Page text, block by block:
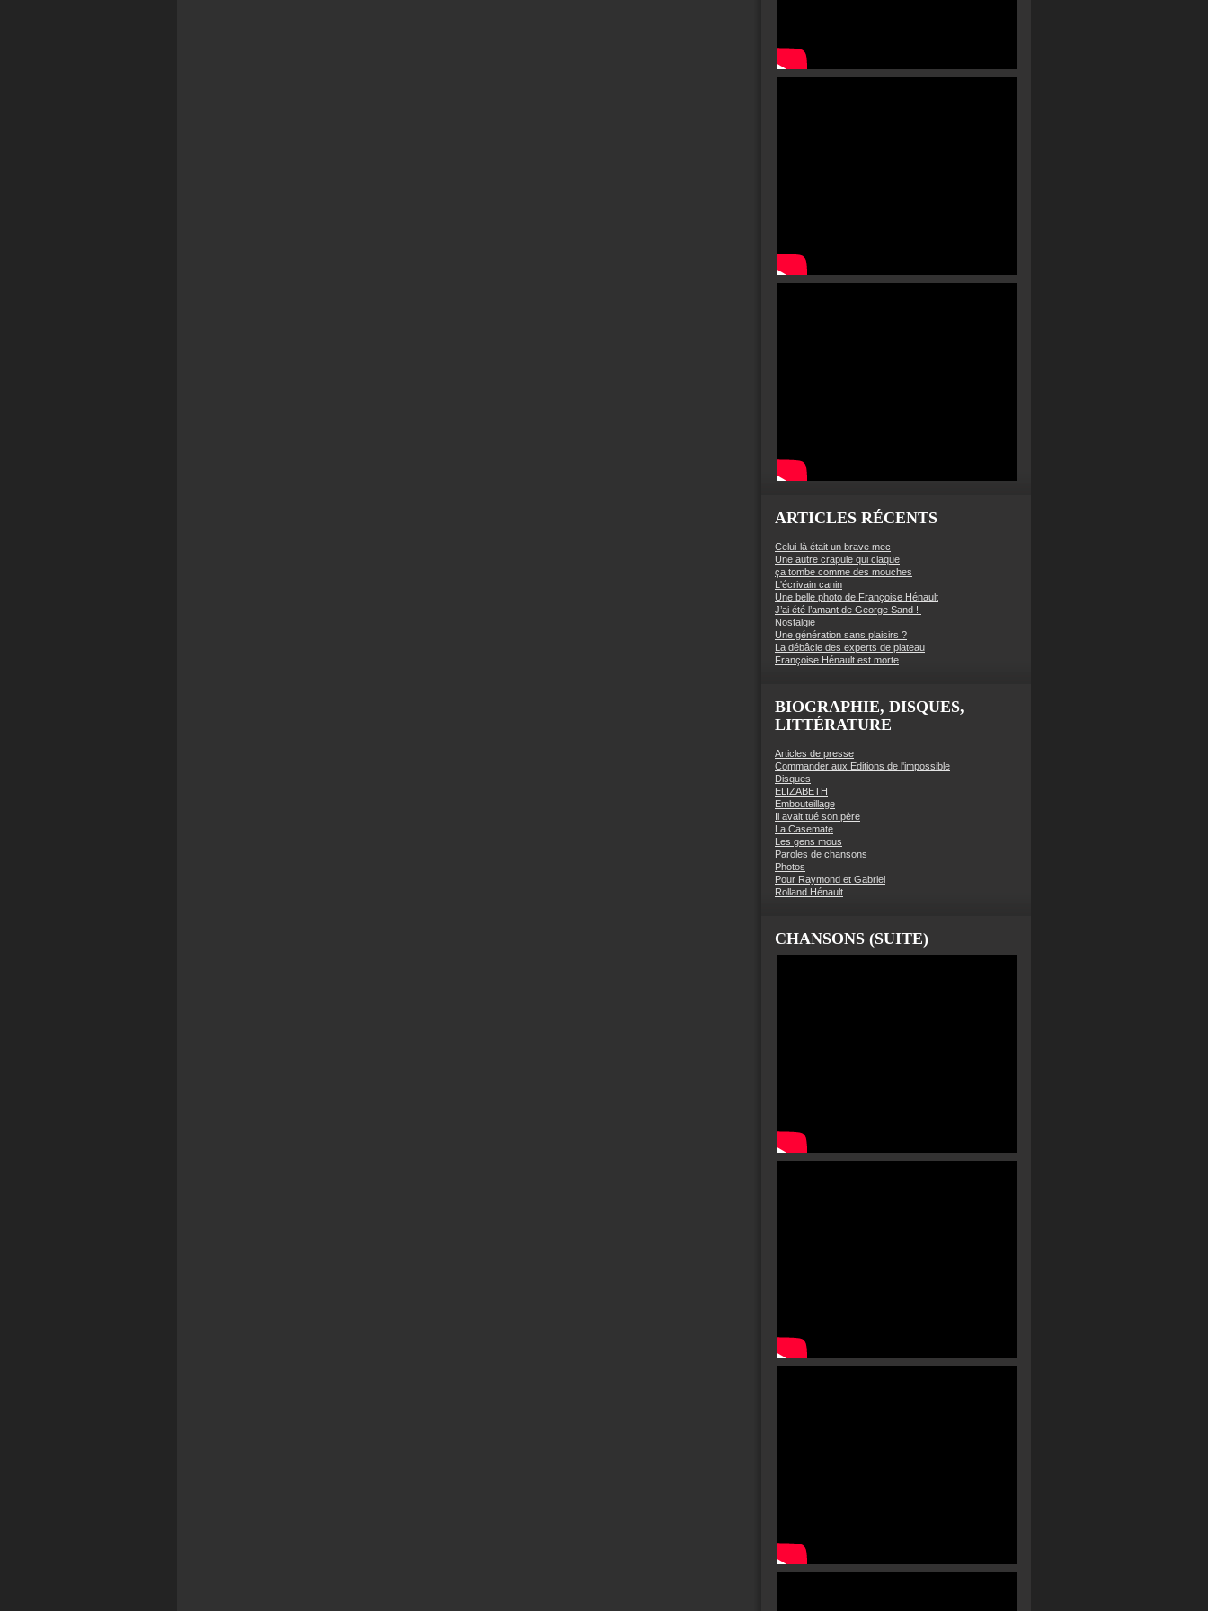
ARTICLES RÉCENTS
Celui-là était un brave mec
Une autre crapule qui claque
ça tombe comme des mouches
L'écrivain canin
Une belle photo de Françoise Hénault
J’ai été l’amant de George Sand !
Nostalgie
Une génération sans plaisirs ?
La débâcle des experts de plateau
Françoise Hénault est morte
BIOGRAPHIE, DISQUES,
LITTÉRATURE
Articles de presse
Commander aux Editions de l'impossible
Disques
ELIZABETH
Embouteillage
Il avait tué son père
La Casemate
Les gens mous
Paroles de chansons
Photos
Pour Raymond et Gabriel
Rolland Hénault
CHANSONS (SUITE)